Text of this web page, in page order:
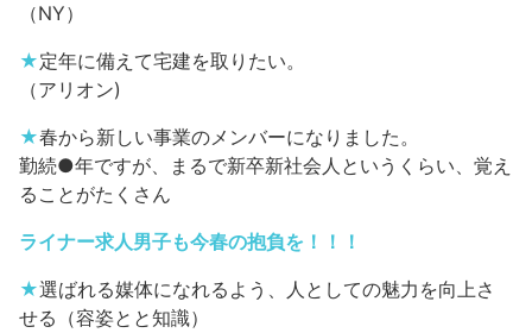
（NY）
★定年に備えて宅建を取りたい。
（アリオン)
★春から新しい事業のメンバーになりました。
勤続●年ですが、まるで新卒新社会人というくらい、覚え
ることがたくさん
ライナー求人男子も今春の抱負を！！！
★選ばれる媒体になれるよう、人としての魅力を向上さ
せる（容姿とと知識）